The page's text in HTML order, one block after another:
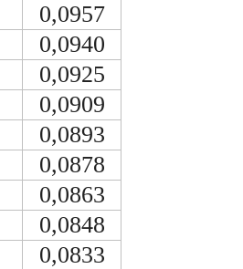
0,0957
0,0940
0,0925
0,0909
0,0893
0,0878
0,0863
0,0848
0,0833